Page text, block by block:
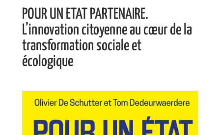
POUR UN ETAT PARTENAIRE.
L’innovation citoyenne au cœur de la
transformation sociale et
écologique